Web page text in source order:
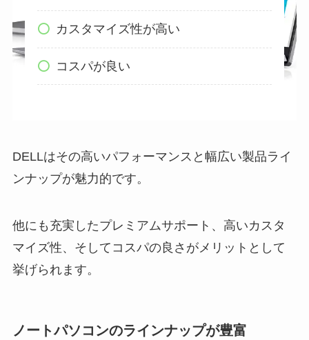
カスタマイズ性が高い
コスパが良い
DELLはその高いパフォーマンスと幅広い製品ライ
ンナップが魅力的です。
他にも充実したプレミアムサポート、高いカスタ
マイズ性、そしてコスパの良さがメリットとして
挙げられます。
ノートパソコンのラインナップが豊富